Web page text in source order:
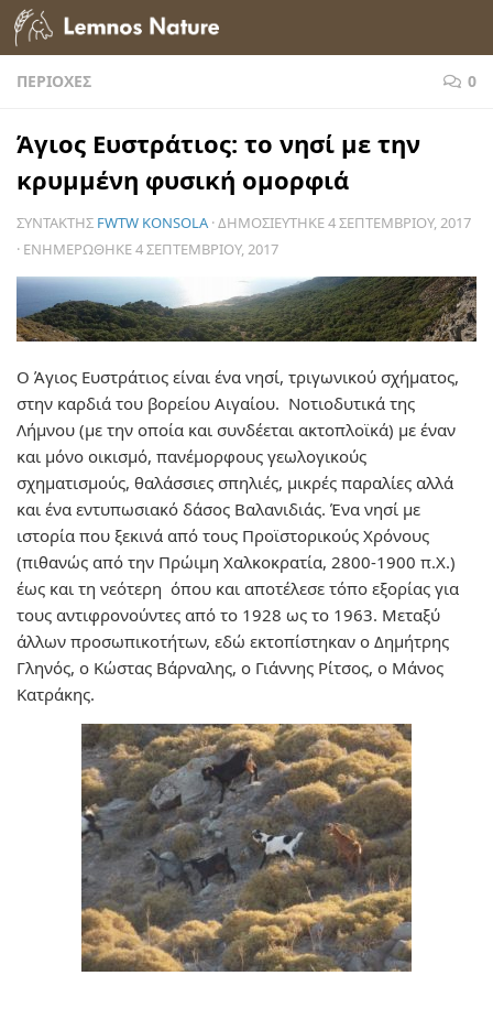
Skip to content
ΠΕΡΙΟΧΈΣ 0
Άγιος Ευστράτιος: το νησί με την
κρυμμένη φυσική ομορφιά
ΣΥΝΤΆΚΤΗΣ FWTW KONSOLA · ΔΗΜΟΣΙΕΎΤΗΚΕ4 ΣΕΠΤΕΜΒΡΊΟΥ, 2017
· ΕΝΗΜΕΡΏΘΗΚΕ4 ΣΕΠΤΕΜΒΡΊΟΥ, 2017
Ο Άγιος Ευστράτιος είναι ένα νησί, τριγωνικού σχήματος,
στην καρδιά του βορείου Αιγαίου. Νοτιοδυτικά της
Λήμνου (με την οποία και συνδέεται ακτοπλοϊκά) με έναν
και μόνο οικισμό, πανέμορφους γεωλογικούς
σχηματισμούς, θαλάσσιες σπηλιές, μικρές παραλίες αλλά
και ένα εντυπωσιακό δάσος Βαλανιδιάς. Ένα νησί με
ιστορία που ξεκινά από τους Προϊστορικούς Χρόνους
(πιθανώς από την Πρώιμη Χαλκοκρατία, 2800-1900 π.Χ.)
έως και τη νεότερη όπου και αποτέλεσε τόπο εξορίας για
τους αντιφρονούντες από το 1928 ως το 1963. Μεταξύ
άλλων προσωπικοτήτων, εδώ εκτοπίστηκαν ο Δημήτρης
Γληνός, ο Κώστας Βάρναλης, ο Γιάννης Ρίτσος, ο Μάνος
Κατράκης.